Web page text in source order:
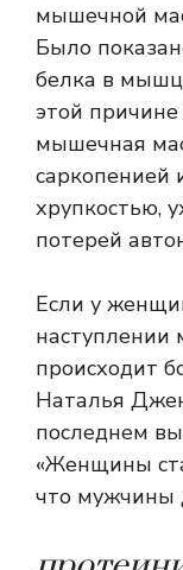
мышечной
Было
белка в
этой
мышечная
саркопенией
хрупкостью,
потерей
Если у
наступлении
происходит
Наталья
последнем
«Женщины
что мужчины